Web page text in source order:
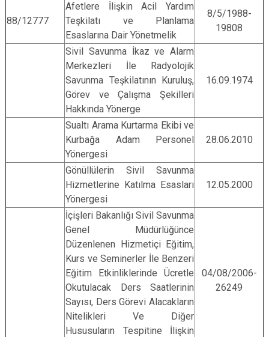
88/12777
Afetlere İlişkin Acil Yardım
Teşkilatı ve Planlama
Esaslarına Dair Yönetmelik
8/5/1988-
19808
Sivil Savunma İkaz ve Alarm
Merkezleri İle Radyolojik
Savunma Teşkilatının Kuruluş,
Görev ve Çalışma Şekilleri
Hakkında Yönerge
16.09.1974
Sualtı Arama Kurtarma Ekibi ve
Kurbağa Adam Personel
Yönergesi
28.06.2010
Gönüllülerin Sivil Savunma
Hizmetlerine Katılma Esasları
Yönergesi
12.05.2000
İçişleri Bakanlığı Sivil Savunma
Genel Müdürlüğünce
Düzenlenen Hizmetiçi Eğitim,
Kurs ve Seminerler İle Benzeri
Eğitim Etkinliklerinde Ücretle
Okutulacak Ders Saatlerinin
Sayısı, Ders Görevi Alacakların
Nitelikleri Ve Diğer
Hususuların Tespitine İlişkin
04/08/2006-
26249